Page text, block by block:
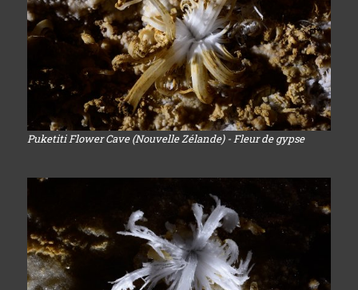
Puketiti Flower Cave (Nouvelle Zélande) - Fleur de gypse